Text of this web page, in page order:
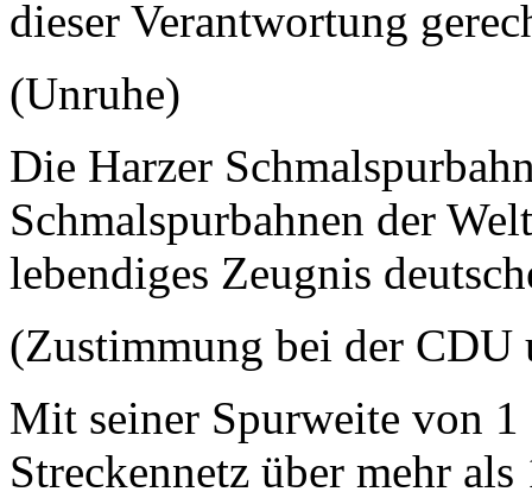
dieser Verantwortung
(Unruhe)
Die Harzer
Schmalspurbahnen der
lebendiges Zeugnis
(Zustimmung bei der CDU
Mit seiner Spurweite von 1
Streckennetz über mehr